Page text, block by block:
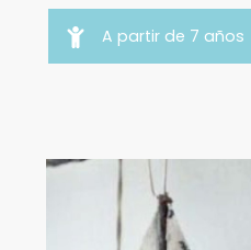
A partir de 7 años